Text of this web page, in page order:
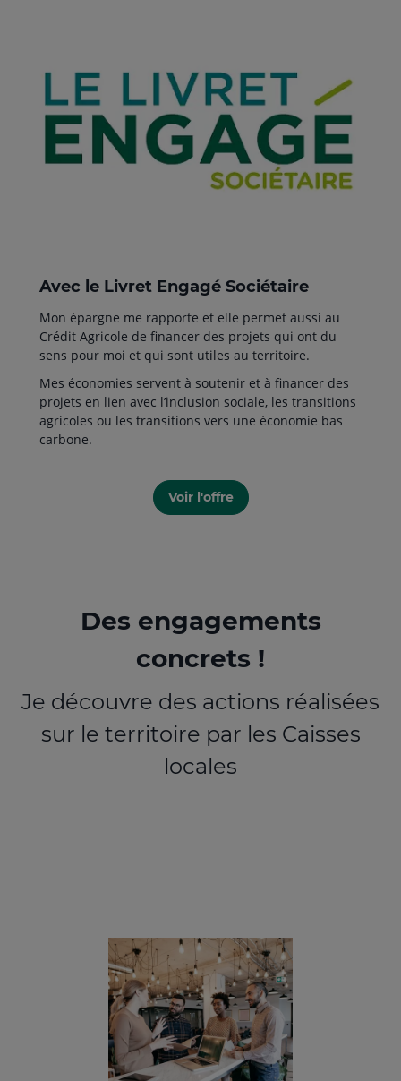
Avec le Livret Engagé Sociétaire
Mon épargne me rapporte et elle permet aussi au
Crédit Agricole de financer des projets qui ont du
sens pour moi et qui sont utiles au territoire.
Mes économies servent à soutenir et à financer des
projets en lien avec l’inclusion sociale, les transitions
agricoles ou les transitions vers une économie bas
carbone.
Voir l'offre
Des engagements
concrets !
Je découvre des actions réalisées
sur le territoire par les Caisses
locales